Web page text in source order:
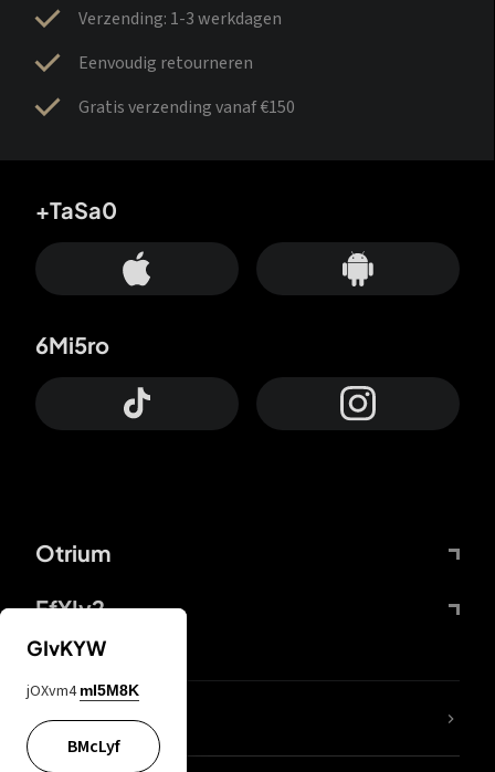
Verzending: 1-3 werkdagen
Eenvoudig retourneren
Gratis verzending vanaf €150
Otrium
FfYIy2
+TaSa0
6Mi5ro
ZbBJcb
GIvKYW
jOXvm4 mI5M8K
BMcLyf